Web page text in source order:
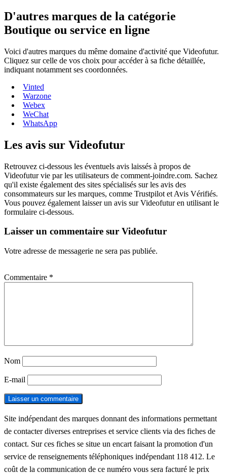
D'autres marques de la catégorie
Boutique ou service en ligne
Voici d'autres marques du même domaine d'activité que Videofutur.
Cliquez sur celle de vos choix pour accéder à sa fiche détaillée,
indiquant notamment ses coordonnées.
Vinted
Warzone
Webex
WeChat
WhatsApp
Les avis sur Videofutur
Retrouvez ci-dessous les éventuels avis laissés à propos de
Videofutur vie par les utilisateurs de comment-joindre.com. Sachez
qu'il existe également des sites spécialisés sur les avis des
consommateurs sur les marques, comme Trustpilot et Avis Vérifiés.
Vous pouvez également laisser un avis sur Videofutur en utilisant le
formulaire ci-dessous.
Laisser un commentaire sur Videofutur
Votre adresse de messagerie ne sera pas publiée.
Commentaire *
Nom
E-mail
Site indépendant des marques donnant des informations permettant
de contacter diverses entreprises et service clients via des fiches de
contact. Sur ces fiches se situe un encart faisant la promotion d'un
service de renseignements téléphoniques indépendant 118 412. Le
coût de la communication de ce numéro vous sera facturé le prix